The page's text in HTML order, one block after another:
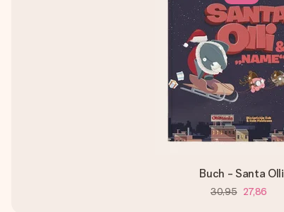
Montag - Freitag : 8:30 - 17:00 Uhr
Samstag - Sonntag : 8:30 - 13:00 Uhr
Buch - Santa Olli
30,95 27,86